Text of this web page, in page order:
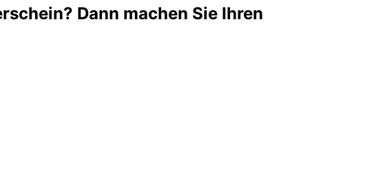
Dann machen Sie Ihren